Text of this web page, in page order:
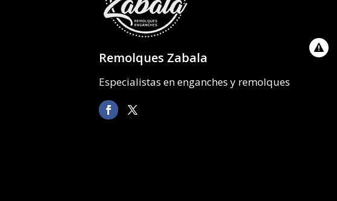
Remolques Zabala
Especialistas en enganches y remolques
